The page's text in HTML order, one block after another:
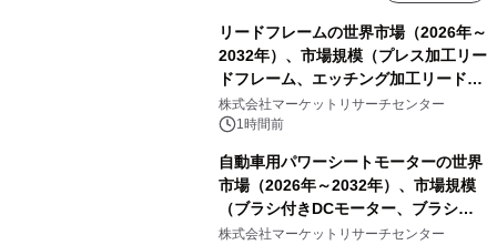
リードフレームの世界市場（2026年～
2032年）、市場規模（プレス加工リー
ドフレーム、エッチング加工リードフ
レーム）・分析レポートを発表
株式会社マーケットリサーチセンター
1時間前
自動車用パワーシートモーターの世界
市場（2026年～2032年）、市場規模
（ブラシ付きDCモーター、ブラシレ
スDCモーター）・分析レポートを発
株式会社マーケットリサーチセンター